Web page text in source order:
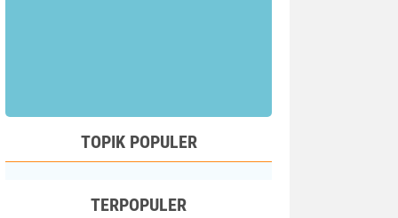
TOPIK POPULER
TERPOPULER